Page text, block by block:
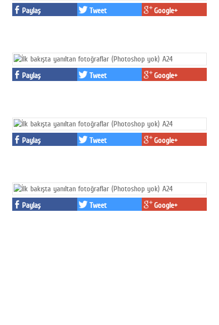
Paylaş Tweet Google+
Paylaş Tweet Google+
Paylaş Tweet Google+
Paylaş Tweet Google+